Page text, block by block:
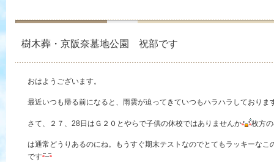
樹木葬・京阪奈墓地公園 祝部です
おはようございます。
最近いつも帰る前になると、雨雲が迫ってきていつもハラハラしておりま
さて、２７、28日はＧ２０とやらで子供の休校ではありませんか 枚方
は通常どうりあるのにね。もうすぐ期末テストなのでとてもラッキーな
です